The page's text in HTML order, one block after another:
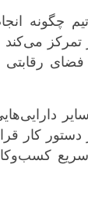
چگونه
کسب و کار تمرکز
فضای رقابتی
کار